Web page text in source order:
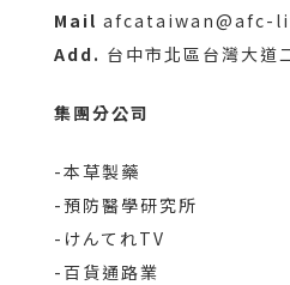
Mail afcataiwan@afc-
Add. 台中市北區台灣大道
集團分公司
-本草製藥
-預防醫學研究所
-けんてれTV
-百貨通路業